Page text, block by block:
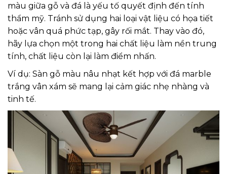
màu giữa gỗ và đá là yếu tố quyết định đến tính
thẩm mỹ. Tránh sử dụng hai loại vật liệu có họa tiết
hoặc vân quá phức tạp, gây rối mắt. Thay vào đó,
hãy lựa chọn một trong hai chất liệu làm nền trung
tính, chất liệu còn lại làm điểm nhấn.
Ví dụ: Sàn gỗ màu nâu nhạt kết hợp với đá marble
trắng vân xám sẽ mang lại cảm giác nhẹ nhàng và
tinh tế.